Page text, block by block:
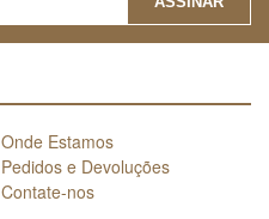
Onde Estamos
Pedidos e Devoluções
Contate-nos